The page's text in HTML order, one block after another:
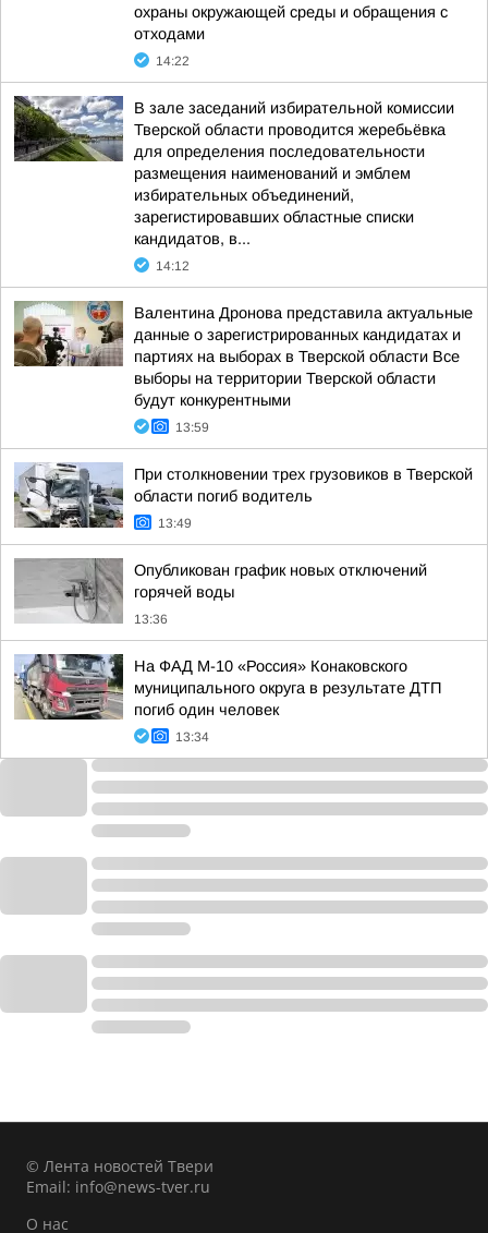
охраны окружающей среды и обращения с
отходами
14:22
В зале заседаний избирательной комиссии
Тверской области проводится жеребьёвка
для определения последовательности
размещения наименований и эмблем
избирательных объединений,
зарегистировавших областные списки
кандидатов, в...
14:12
Валентина Дронова представила актуальные
данные о зарегистрированных кандидатах и
партиях на выборах в Тверской области Все
выборы на территории Тверской области
будут конкурентными
13:59
При столкновении трех грузовиков в Тверской
области погиб водитель
13:49
Опубликован график новых отключений
горячей воды
13:36
На ФАД М-10 «Россия» Конаковского
муниципального округа в результате ДТП
погиб один человек
13:34
© Лента новостей Твери
Email: info@news-tver.ru
О нас